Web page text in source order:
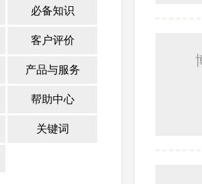
必备知识
客户评价
产品与服务
帮助中心
关键词